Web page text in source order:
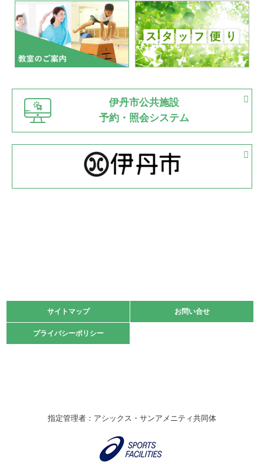
いたっぼーる大会☆彡
緑ケ丘体育館
2022.07.03
市内総合体育大会が開始
緑ケ丘体育館 猪名川運動広場
古池運動広場
2022.06.12
県知事杯争奪バレーボール大会が開催
緑ケ丘体育館
2022.05.05
体育協会長杯 バドミントン競技の部
2022.05.22
緑ケ丘体育館
2021.10.23
卓球選手権大会ラージボールの部開催☆
伊丹市総合体育大会 バレーボール大会が開催されました
伊丹市公共施設
予約・照会システム
サイトマップ お問い合せ
プライバシーポリシー
サイトマップ お問い合せ
プライバシーポリシー
指定管理者：アシックス・サンアメニティ共同体